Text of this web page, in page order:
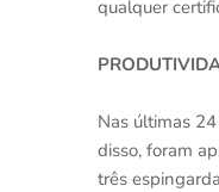
qualquer
Nas últimas
disso, foram
três